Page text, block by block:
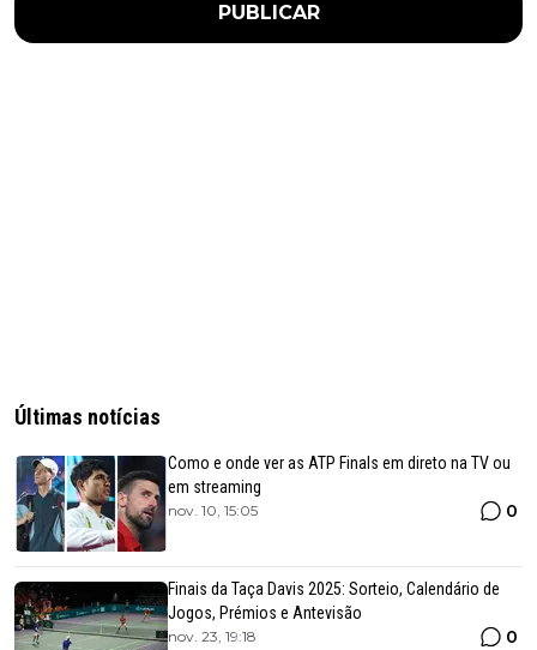
PUBLICAR
Últimas notícias
Como e onde ver as ATP Finals em direto na TV ou
em streaming
nov. 10, 15:05 0
Finais da Taça Davis 2025: Sorteio, Calendário de
Jogos, Prémios e Antevisão
nov. 23, 19:18 0